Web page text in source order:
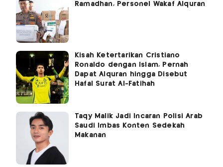
Ramadhan, Personel Wakaf Alquran
Kisah Ketertarikan Cristiano
Ronaldo dengan Islam, Pernah
Dapat Alquran hingga Disebut
Hafal Surat Al-Fatihah
Taqy Malik Jadi Incaran Polisi Arab
Saudi Imbas Konten Sedekah
Makanan